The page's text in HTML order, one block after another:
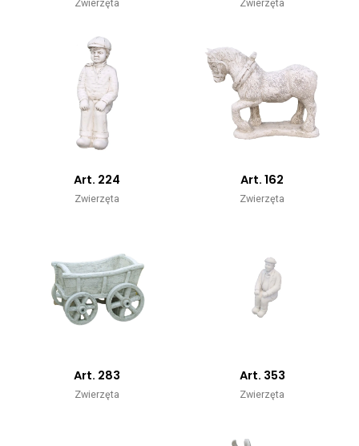
Zwierzęta Zwierzęta
Art. 224
Zwierzęta
Art. 162
Zwierzęta
Art. 283
Zwierzęta
Art. 353
Zwierzęta